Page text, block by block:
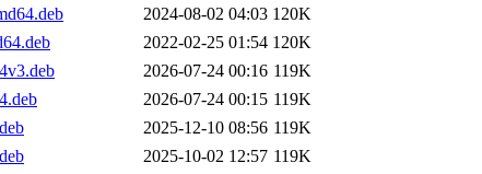
2024-08-02 04:03 120K
2022-02-25 01:54 120K
2026-07-24 00:16 119K
2026-07-24 00:15 119K
2025-12-10 08:56 119K
2025-10-02 12:57 119K